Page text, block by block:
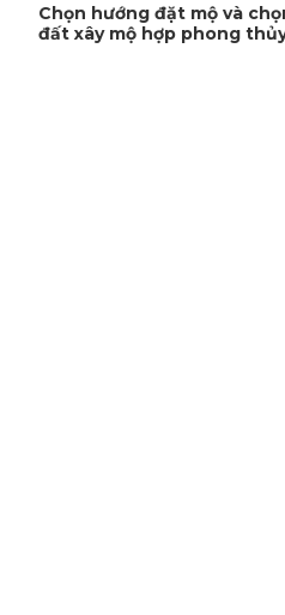
Chọn hướng đặt mộ và
đất xây mộ hợp phong